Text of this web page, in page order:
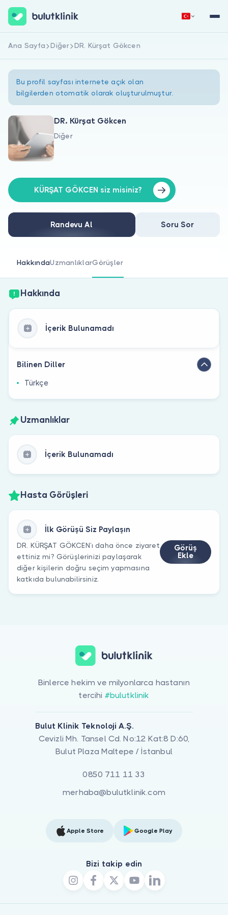
Hakkımızda
Doktorlar için
Doktor musunuz?
Hemen Kaydol
Ana Sayfa Diğer DR. Kürşat Gökcen
Bu profil sayfası internete açık olan
bilgilerden otomatik olarak oluşturulmuştur.
DR. Kürşat Gökcen
Diğer
KÜRŞAT GÖKCEN siz misiniz?
Randevu Al Soru Sor
HakkındaUzmanlıklarGörüşler
Hakkında
İçerik Bulunamadı
Bilinen Diller
Türkçe
Uzmanlıklar
İçerik Bulunamadı
Hasta Görüşleri
İlk Görüşü Siz Paylaşın
DR. KÜRŞAT GÖKCEN’ı daha önce ziyaret
ettiniz mi? Görüşlerinizi paylaşarak
diğer kişilerin doğru seçim yapmasına
katkıda bulunabilirsiniz.
Görüş
Ekle
Binlerce hekim ve milyonlarca hastanın
tercihi #bulutklinik
Bulut Klinik Teknoloji A.Ş.
Cevizli Mh. Tansel Cd. No:12 Kat:8 D:60,
Bulut Plaza Maltepe / İstanbul
0850 711 11 33
merhaba@bulutklinik.com
Apple Store Google Play
Bizi takip edin